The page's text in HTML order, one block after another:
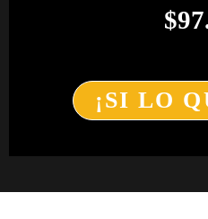
$
¡SI LO